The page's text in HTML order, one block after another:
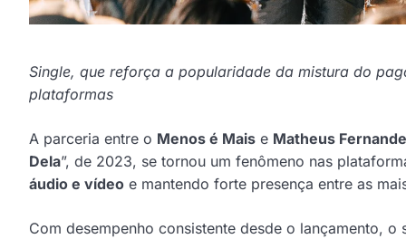
Single, que reforça a popularidade da mistura do
plataformas
A parceria entre o Menos é Mais e Matheus
Dela”, de 2023, se tornou um fenômeno nas
áudio e vídeo e mantendo forte presença entre as
Com desempenho consistente desde o lançamento,